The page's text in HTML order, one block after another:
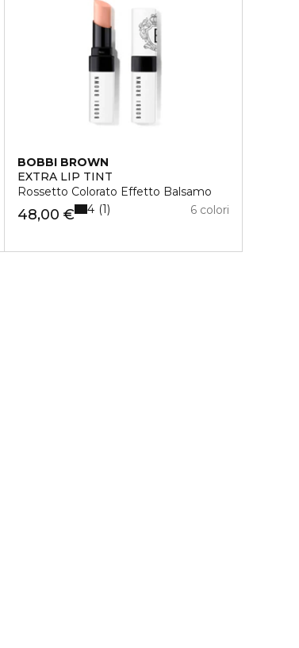
BOBBI BROWN
EXTRA LIP TINT
Rossetto Colorato Effetto Balsamo
48,00 € 6 colori
4 1